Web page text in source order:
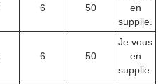
6 50
en
supplie.
6 50
Je vous
en
supplie.